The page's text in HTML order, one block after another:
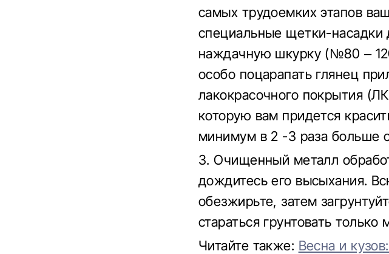
самых трудоемких этапов
специальные щетки-
наждачную шкурку (№80 –
особо поцарапать глянец
лакокрасочного покрытия
которую вам придется
минимум в 2 -3 раза больше
3. Очищенный металл
дождитесь его высыхания.
обезжирьте, затем
стараться грунтовать только
Читайте также: Весна и